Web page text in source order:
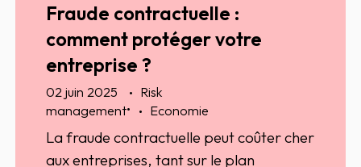
Fraude contractuelle :
comment protéger votre
entreprise ?
02 juin 2025
Risk
management• Economie
La fraude contractuelle peut coûter cher
aux entreprises, tant sur le plan